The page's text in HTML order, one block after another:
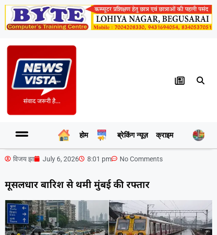
होम ब्रेकिंग न्यूज़ क्राइम
विजय झा July 6, 2026 8:01 pm No Comments
मूसलधार बारिश से थमी मुंबई की रफ्तार